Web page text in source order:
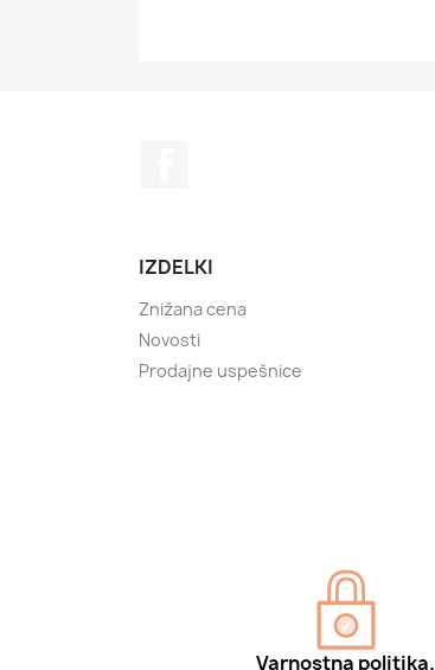
IZDELKI
Znižana cena
Novosti
Prodajne uspešnice
Varnostna politika.